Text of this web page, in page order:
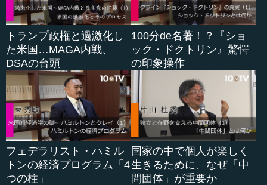
トランプ政権と過激化し
た米国…MAGA内戦、
DSAの台頭
100分de名著！？『ショ
ック・ドクトリン』驚愕
の印象操作
フェデラリスト・ハミル
トンの経済プログラム「4
つの柱」
国家の中で個人が楽しく
生きるために、なぜ「中
間団体」が重要か